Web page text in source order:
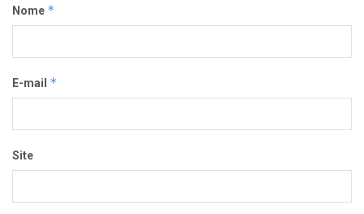
Nome *
E-mail *
Site